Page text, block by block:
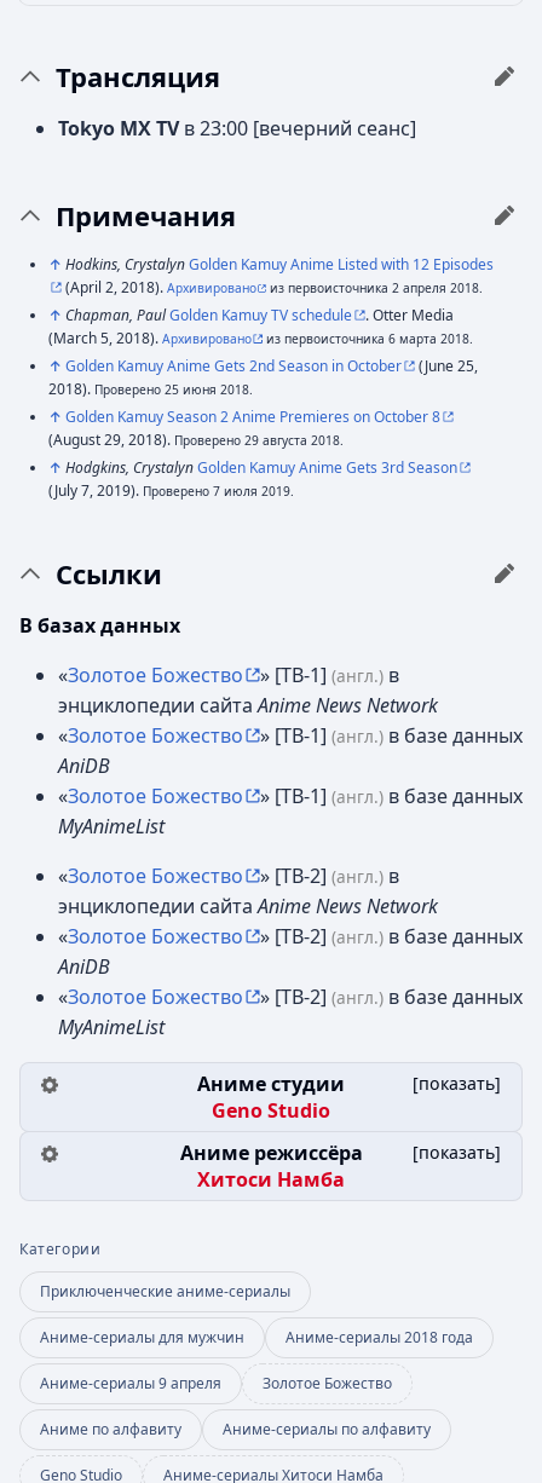
Трансляция
Tokyo MX TVв 23:00 [вечерний сеанс]
Примечания
↑ Hodkins, CrystalynGolden Kamuy Anime Listed with 12 Episodes
(April 2, 2018). Архивировано из первоисточника 2 апреля 2018.
↑ Chapman, PaulGolden Kamuy TV schedule
. Otter Media
(March 5, 2018). Архивировано из первоисточника 6 марта 2018.
↑ Golden Kamuy Anime Gets 2nd Season in October
(June 25,
2018). Проверено 25 июня 2018.
↑ Golden Kamuy Season 2 Anime Premieres on October 8
(August 29, 2018). Проверено 29 августа 2018.
↑ Hodgkins, CrystalynGolden Kamuy Anime Gets 3rd Season
(July 7, 2019). Проверено 7 июля 2019.
Ссылки
В базах данных
«Золотое Божество » [ТВ-1] (англ.) в
энциклопедии сайтаAnime News Network
«Золотое Божество » [ТВ-1] (англ.) в базе данных
AniDB
«Золотое Божество » [ТВ-1] (англ.) в базе данных
MyAnimeList
«Золотое Божество » [ТВ-2] (англ.) в
энциклопедии сайтаAnime News Network
«Золотое Божество » [ТВ-2] (англ.) в базе данных
AniDB
«Золотое Божество » [ТВ-2] (англ.) в базе данных
MyAnimeList
[показать]
Аниме студии
Geno Studio
[показать]
Аниме режиссёра
Хитоси Намба
Категории
Приключенческие аниме-сериалы
Аниме-сериалы для мужчин Аниме-сериалы 2018 года
Аниме-сериалы 9 апреля Золотое Божество
Аниме по алфавиту Аниме-сериалы по алфавиту
Geno Studio
Аниме-сериалы Хитоси Намба